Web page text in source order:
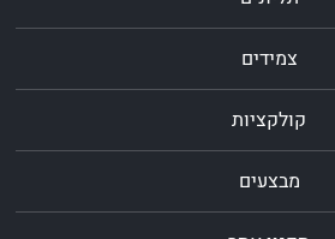
צמידים
קולקציות
מבצעים